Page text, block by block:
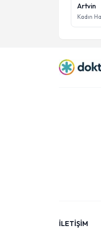
Artvin
Kadın
İLETİŞİM